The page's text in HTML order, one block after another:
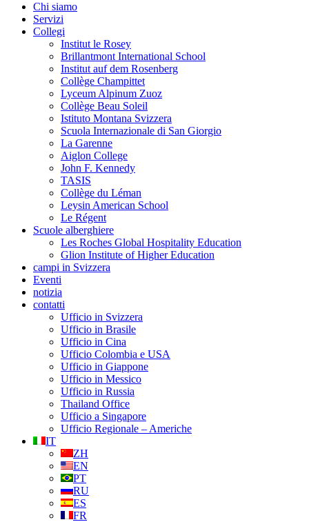
Chi siamo
Servizi
Collegi
Institut le Rosey
Brillantmont International School
Institut auf dem Rosenberg
Collège Champittet
Lyceum Alpinum Zuoz
Collège Beau Soleil
Istituto Montana Svizzera
Scuola Internazionale di San Giorgio
La Garenne
Aiglon College
John F. Kennedy
TASIS
Collège du Léman
Leysin American School
Le Régent
Scuole alberghiere
Les Roches Global Hospitality Education
Glion Institute of Higher Education
campi in Svizzera
Eventi
notizia
contatti
Ufficio in Svizzera
Ufficio in Brasile
Ufficio in Cina
Ufficio Colombia e USA
Ufficio in Giappone
Ufficio in Messico
Ufficio in Russia
Thailand Office
Ufficio a Singapore
Ufficio Regionale – Americhe
IT
ZH
EN
PT
RU
ES
FR